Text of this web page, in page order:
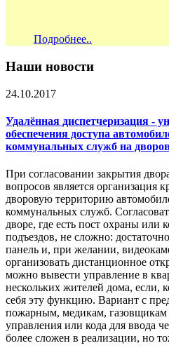
Подробнее..
Наши новости
24.10.2017
Удалённая диспетчеризация -
обеспечения доступа
коммунальных служб на
При согласовании закрытия
вопросов является организация
дворовую территорию
коммунальных служб.
дворе, где есть пост охраны или
подъездов, не сложно:
панель и, при желании,
организовать дистанционное
можно вывести управление в
нескольких жителей дома, если,
себя эту функцию. Вариант с
пожарным, медикам, газовщикам
управления или кода для ввода
более сложен в реализации, но